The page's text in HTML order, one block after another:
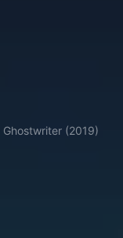
Ghostwriter (2019)